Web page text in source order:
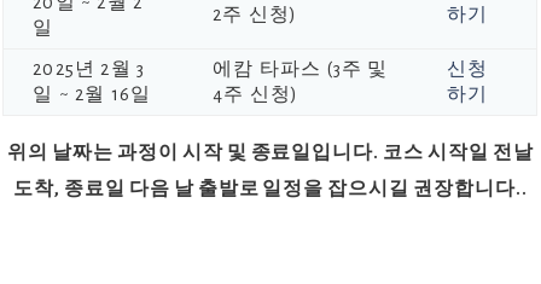
일
2주 신청)
하기
2025년 2월 3
일 ~ 2월 16일
에캄 타파스 (3주 및
4주 신청)
신청
하기
위의 날짜는 과정이 시작 및 종료일입니다. 코스 시작일 전날
도착, 종료일 다음 날 출발로 일정을 잡으시길 권장합니다..